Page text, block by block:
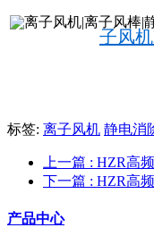
子风
标签: 离子风机 静电消
上一篇 : HZR高
下一篇 : HZR高
产品中心